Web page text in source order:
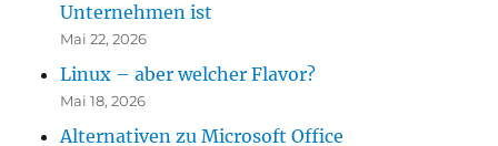
Unternehmen ist
Mai 22, 2026
Linux – aber welcher Flavor?
Mai 18, 2026
Alternativen zu Microsoft Office